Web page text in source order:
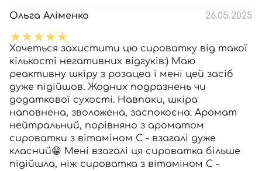
Ольга Аліменко 26.05.2025
Хочеться захистити цю сироватку від такої
кількості негативних відгуків:) Маю
реактивну шкіру з розацеа і мені цей засіб
дуже підійшов. Жодних подразнень чи
додаткової сухості. Навпаки, шкіра
наповнена, зволожена, заспокоєна. Аромат
нейтральний, порівняно з ароматом
сироватки з вітаміном С - взагалі дуже
класний😁 Мені взагалі ця сироватка більше
підійшла, ніж сироватка з вітаміном С -